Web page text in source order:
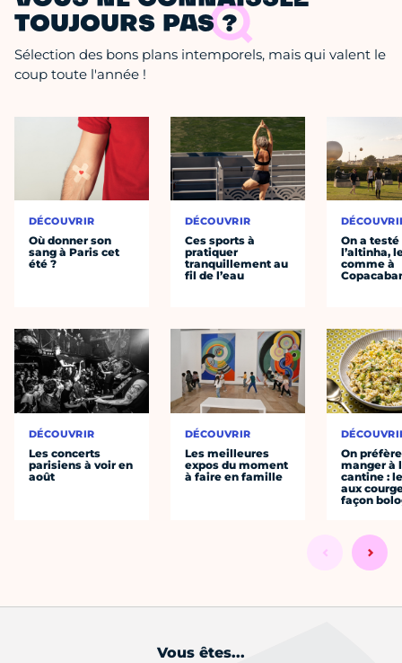
TOUJOURS PAS ?
Sélection des bons plans intemporels, mais qui valent le
coup toute l'année !
DÉCOUVRIR
Où donner son
sang à Paris cet
été ?
DÉCOUVRIR
Les concerts
parisiens à voir en
août
DÉCOUVRIR
Ces sports à
pratiquer
tranquillement au
fil de l’eau
DÉCOUVRIR
Les meilleures
expos du moment
à faire en famille
On a testé
l’altinha,
comme à
On préfère
manger à
cantine :
aux
façon
Vous êtes...